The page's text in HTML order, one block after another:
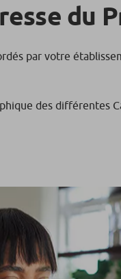
du
par votre
des différentes